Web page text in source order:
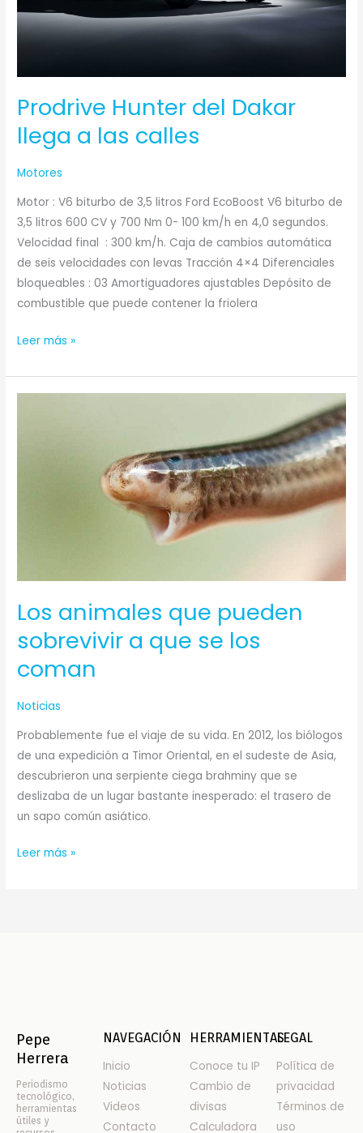
Prodrive Hunter del Dakar
llega a las calles
Motores
Motor : V6 biturbo de 3,5 litros Ford EcoBoost V6 biturbo de
3,5 litros 600 CV y 700 Nm 0- 100 km/h en 4,0 segundos.
Velocidad final : 300 km/h. Caja de cambios automática
de seis velocidades con levas Tracción 4×4 Diferenciales
bloqueables : 03 Amortiguadores ajustables Depósito de
combustible que puede contener la friolera
calles
Leer más »
Los animales que pueden
sobrevivir a que se los
coman
Noticias
Probablemente fue el viaje de su vida. En 2012, los biólogos
de una expedición a Timor Oriental, en el sudeste de Asia,
descubrieron una serpiente ciega brahminy que se
deslizaba de un lugar bastante inesperado: el trasero de
un sapo común asiático.
coman
Leer más »
Pepe
Herrera
Periodismo
tecnológico,
herramientas
útiles y
NAVEGACIÓN
Inicio
Noticias
Videos
Contacto
HERRAMIENTAS
Conoce tu IP
Cambio de
divisas
Calculadora
LEGAL
Política de
privacidad
Términos de
uso